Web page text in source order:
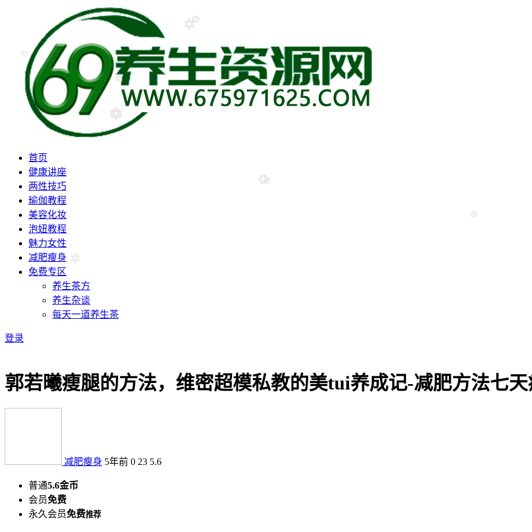
首页
健康讲座
两性技巧
瑜伽教程
美容化妆
泡妞教程
魅力女性
减肥瘦身
免费专区
养生茶方
养生杂谈
每天一道养生茶
登录
郭若曦瘦腿的方法，维密超模私教的美tui养成记-减肥方法七
减肥瘦身 5年前 0 23 5.6
普通5.6金币
会员免费
永久会员免费推荐